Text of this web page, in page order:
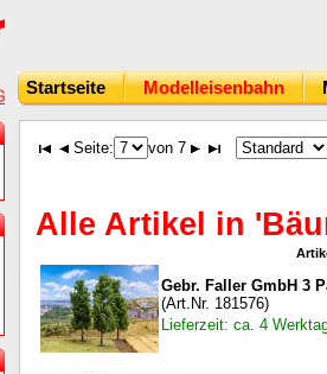
Startseite Modelleisenbahn
Seite: von 7
Alle Artikel in
Gebr. Faller GmbH 3
(Art.Nr. 181576)
Lieferzeit: ca. 4